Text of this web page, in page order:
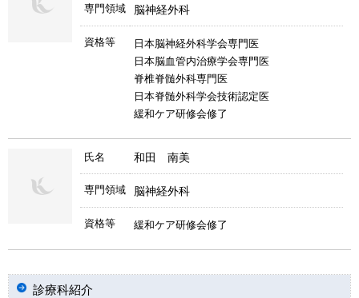
専門領域 脳神経外科
資格等
日本脳神経外科学会専門医
日本脳血管内治療学会専門医
脊椎脊髄外科専門医
日本脊髄外科学会技術認定医
緩和ケア研修会修了
氏名 和田 南美
専門領域 脳神経外科
資格等 緩和ケア研修会修了
診療科紹介